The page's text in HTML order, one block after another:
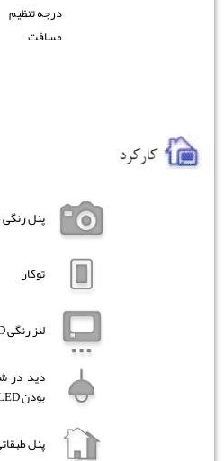
درجه تنظیم
مسافت
پنل رنگی 4 سیم
توکار
لنز رنگی CCD
دید در
بودن LED)
پنل